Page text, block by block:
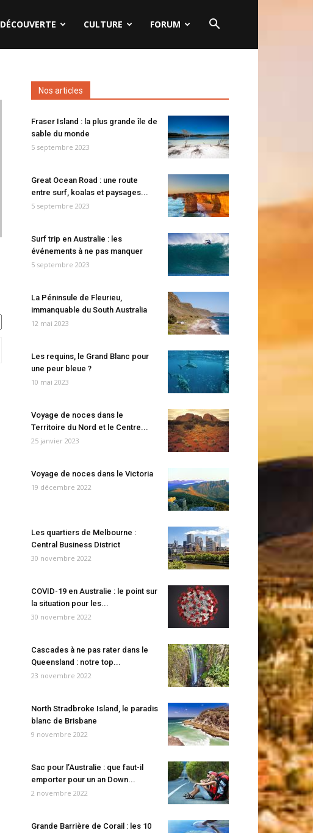
DÉCOUVERTE CULTURE FORUM
Nos articles
Fraser Island : la plus grande île de
sable du monde
5 septembre 2023
Great Ocean Road : une route
entre surf, koalas et paysages...
5 septembre 2023
Surf trip en Australie : les
événements à ne pas manquer
5 septembre 2023
La Péninsule de Fleurieu,
immanquable du South Australia
12 mai 2023
Les requins, le Grand Blanc pour
une peur bleue ?
10 mai 2023
Voyage de noces dans le
Territoire du Nord et le Centre...
25 janvier 2023
Voyage de noces dans le Victoria
19 décembre 2022
Les quartiers de Melbourne :
Central Business District
30 novembre 2022
COVID-19 en Australie : le point sur
la situation pour les...
30 novembre 2022
Cascades à ne pas rater dans le
Queensland : notre top...
23 novembre 2022
North Stradbroke Island, le paradis
blanc de Brisbane
9 novembre 2022
Sac pour l’Australie : que faut-il
emporter pour un an Down...
2 novembre 2022
Grande Barrière de Corail : les 10